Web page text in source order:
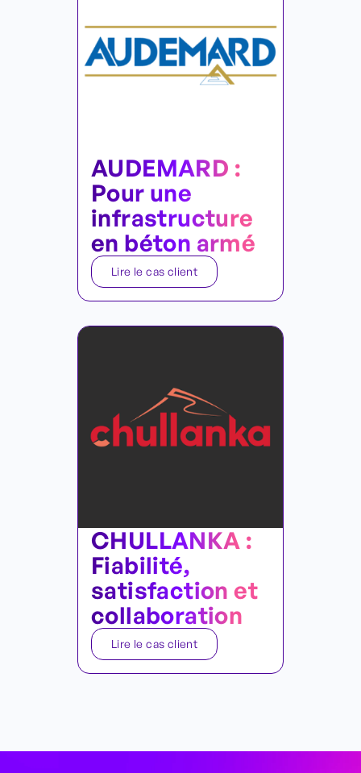
AUDEMARD :
Pour une
infrastructure
en béton armé
Lire le cas client
CHULLANKA :
Fiabilité,
satisfaction et
collaboration
Lire le cas client